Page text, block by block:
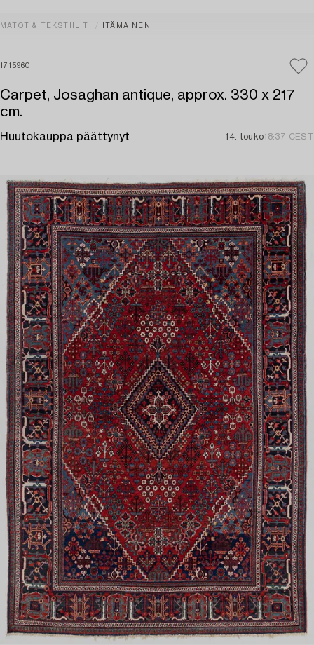
MATOT & TEKSTIILIT ITÄMAINEN
1715960
Carpet, Josaghan antique, approx. 330 x 217
cm.
Huutokauppa päättynyt 14. touko18:37 CEST